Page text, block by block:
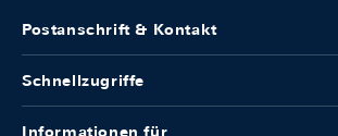
Postanschrift & Kontakt
Schnellzugriffe
Informationen für